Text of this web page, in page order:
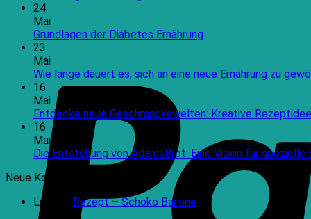
24
Mai
Grundlagen der Diabetes Ernährung
Grundlagen
Ernährung
23
Mai
Wie lange dauert es, sich an eine neue Ernährung zu
16
Mai
Entdecke neue Geschmackswelten: Kreative
16
Mai
Die Entstehung von AdamsBrot: Eine Vision für spezielle
Neue Kommentare
Luna
Rezept – Schoko Banane